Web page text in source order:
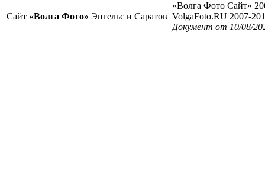
Сайт «Волга Фото» Энгельс и Саратов
«Волга Фото Сайт»
VolgaFoto.RU 2007-
Документ от 10/08/